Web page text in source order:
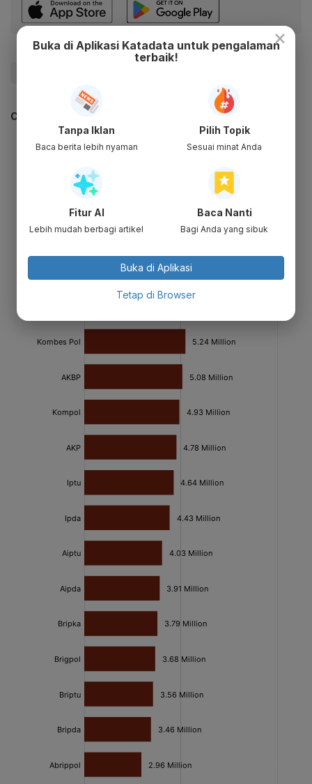
CEK JUGA DATA INI
×
Buka di Aplikasi Katadata untuk pengalaman
terbaik!
Tanpa Iklan
Baca berita lebih nyaman
Pilih Topik
Sesuai minat Anda
Fitur AI
Lebih mudah berbagi artikel
Baca Nanti
Bagi Anda yang sibuk
Buka di Aplikasi
Tetap di Browser